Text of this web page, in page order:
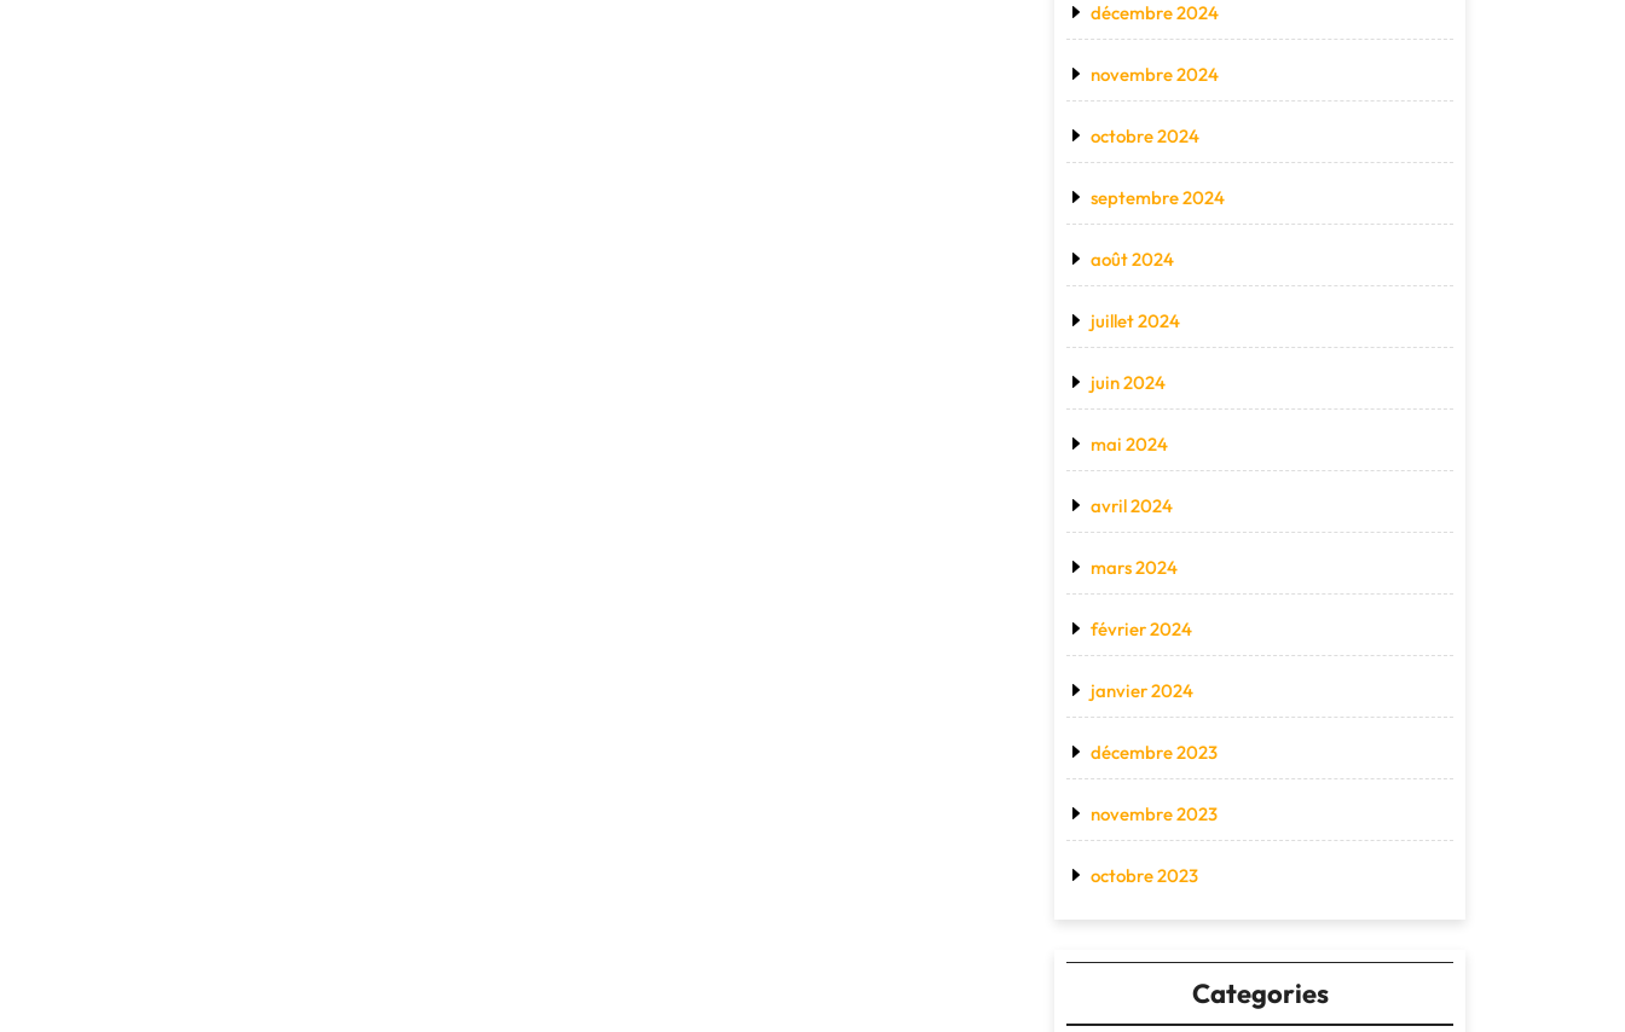
décembre 2024
novembre 2024
octobre 2024
septembre 2024
août 2024
juillet 2024
juin 2024
mai 2024
avril 2024
mars 2024
février 2024
janvier 2024
décembre 2023
novembre 2023
octobre 2023
Categories